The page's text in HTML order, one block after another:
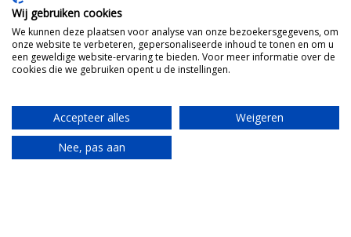
(vanzelfsprekend) en drie verfijnde grappa’s.
Wij gebruiken cookies
We kunnen deze plaatsen voor analyse van onze bezoekersgegevens, om
onze website te verbeteren, gepersonaliseerde inhoud te tonen en om u
een geweldige website-ervaring te bieden. Voor meer informatie over de
cookies die we gebruiken opent u de instellingen.
Accepteer alles
Weigeren
Nee, pas aan